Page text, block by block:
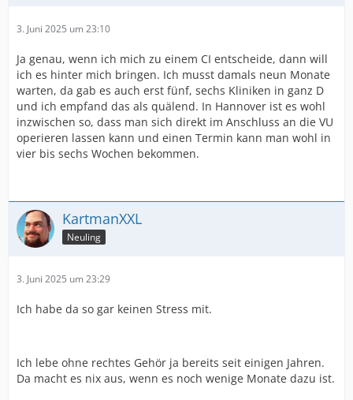
3. Juni 2025 um 23:10
Ja genau, wenn ich mich zu einem CI entscheide, dann will
ich es hinter mich bringen. Ich musst damals neun Monate
warten, da gab es auch erst fünf, sechs Kliniken in ganz D
und ich empfand das als quälend. In Hannover ist es wohl
inzwischen so, dass man sich direkt im Anschluss an die VU
operieren lassen kann und einen Termin kann man wohl in
vier bis sechs Wochen bekommen.
KartmanXXL
Neuling
3. Juni 2025 um 23:29
Ich habe da so gar keinen Stress mit.
Ich lebe ohne rechtes Gehör ja bereits seit einigen Jahren.
Da macht es nix aus, wenn es noch wenige Monate dazu ist.